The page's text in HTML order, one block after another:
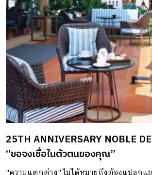
25TH ANNIVERSARY NOBLE
“ขอจงเชื่อในตัวตนของคุณ”